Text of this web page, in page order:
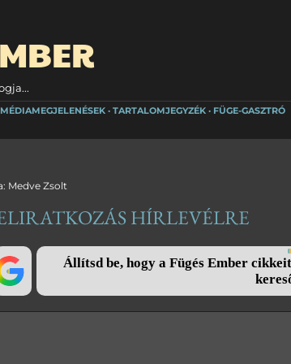
MÉDIAMEGJELENÉSEK TARTALOMJEGYZÉK FÜGE-GASZTRÓ
Medve Zsolt
HÍRLEVÉLRE
Állítsd be, hogy a Fügés Ember